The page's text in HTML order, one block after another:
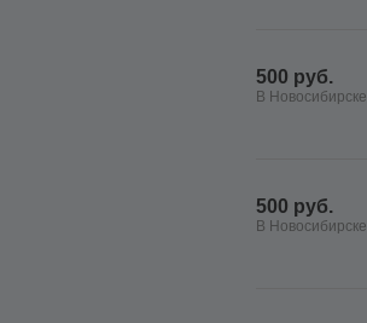
500 руб.
В Новосибирске
500 руб.
В Новосибирске